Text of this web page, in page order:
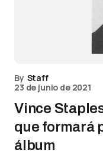
By Staff
23 de junio de 2021
Vince
que formará
álbum